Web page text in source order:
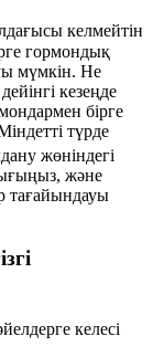
келмейтін
гормондық
мүмкін. Не
кезеңде
бірге
түрде
жөніндегі
және
тағайындауы
келесі